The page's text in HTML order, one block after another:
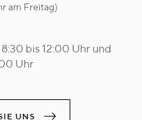
am Freitag)
bis 12:00 Uhr und
Uhr
UNS